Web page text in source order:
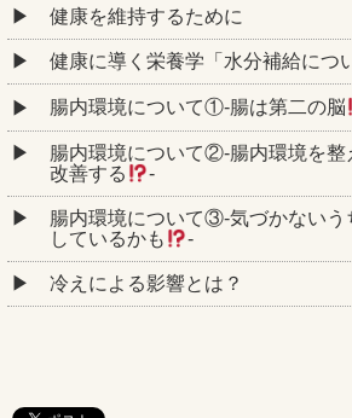
健康を維持するために
健康に導く栄養学「水分補給につ
腸内環境について①‐腸は第二の脳
腸内環境について②‐腸内環境を
改善する
‐
腸内環境について③‐気づかないう
しているかも
‐
冷えによる影響とは？